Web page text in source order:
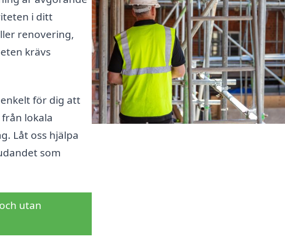
i ditt
renovering,
krävs
för dig att
lokala
Låt oss hjälpa
som
utan